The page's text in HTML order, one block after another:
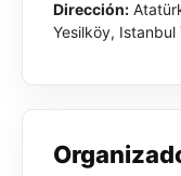
Dirección:
Yesilköy, Istanbul